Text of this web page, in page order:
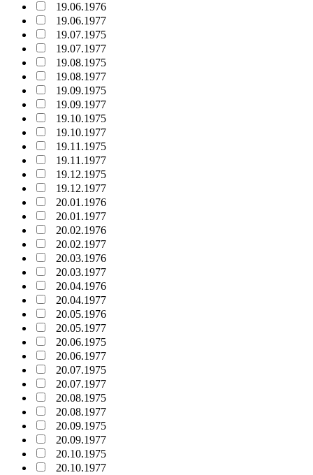
19.06.1976
19.06.1977
19.07.1975
19.07.1977
19.08.1975
19.08.1977
19.09.1975
19.09.1977
19.10.1975
19.10.1977
19.11.1975
19.11.1977
19.12.1975
19.12.1977
20.01.1976
20.01.1977
20.02.1976
20.02.1977
20.03.1976
20.03.1977
20.04.1976
20.04.1977
20.05.1976
20.05.1977
20.06.1975
20.06.1977
20.07.1975
20.07.1977
20.08.1975
20.08.1977
20.09.1975
20.09.1977
20.10.1975
20.10.1977